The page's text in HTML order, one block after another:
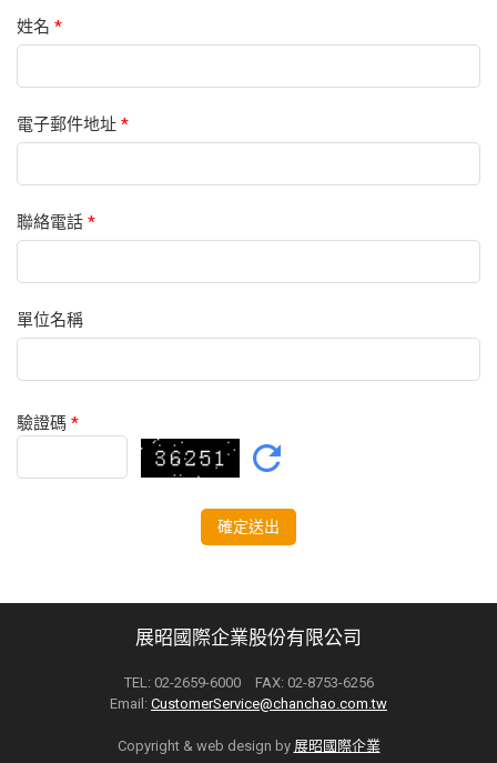
姓名 *
電子郵件地址 *
聯絡電話 *
單位名稱
驗證碼 *
展昭國際企業股份有限公司
TEL: 02-2659-6000 FAX: 02-8753-6256
Email: CustomerService@chanchao.com.tw
Copyright & web design by 展昭國際企業